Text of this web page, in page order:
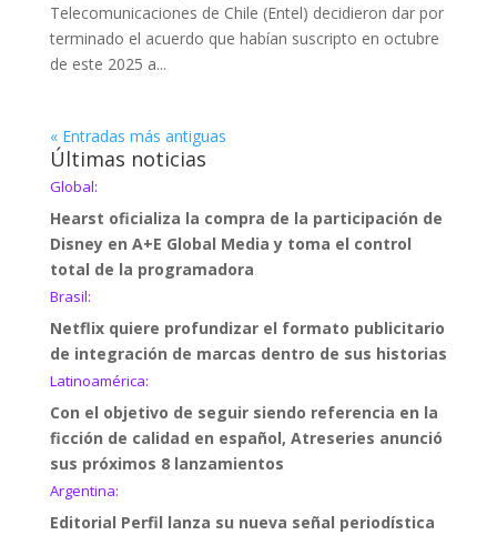
Telecomunicaciones de Chile (Entel) decidieron dar por
terminado el acuerdo que habían suscripto en octubre
de este 2025 a...
« Entradas más antiguas
Últimas noticias
Global:
Hearst oficializa la compra de la participación de
Disney en A+E Global Media y toma el control
total de la programadora
Brasil:
Netflix quiere profundizar el formato publicitario
de integración de marcas dentro de sus historias
Latinoamérica:
Con el objetivo de seguir siendo referencia en la
ficción de calidad en español, Atreseries anunció
sus próximos 8 lanzamientos
Argentina:
Editorial Perfil lanza su nueva señal periodística